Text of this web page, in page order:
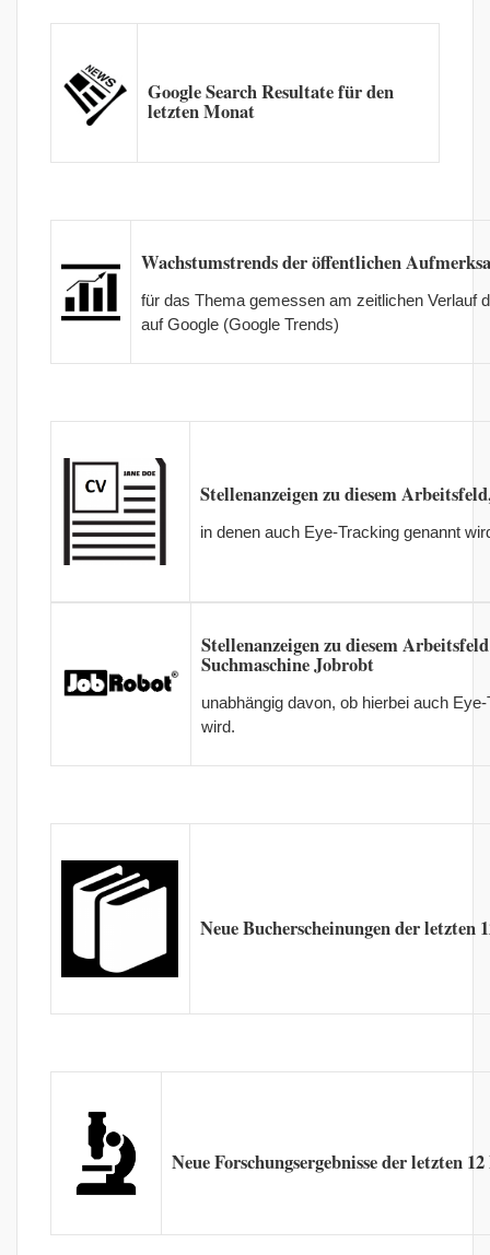
Google Search Resultate für den
letzten Monat
Wachstumstrends der öffentlichen
für das Thema gemessen am zeitlichen Verlauf
auf Google (Google Trends)
Stellenanzeigen zu diesem
in denen auch Eye-Tracking genannt
Stellenanzeigen zu diesem
Suchmaschine Jobrobt
unabhängig davon, ob hierbei auch
wird.
Neue Bucherscheinungen der letzten
Neue Forschungsergebnisse der letzten